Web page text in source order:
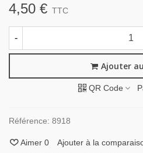
4,50 € TTC
-
Ajouter
QR Code
Référence: 8918
Aimer 0 Ajouter à la